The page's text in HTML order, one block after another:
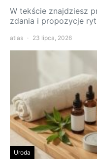
W tekście znajdziesz
zdania i propozycje
atlas 23 lipca, 2026
Uroda